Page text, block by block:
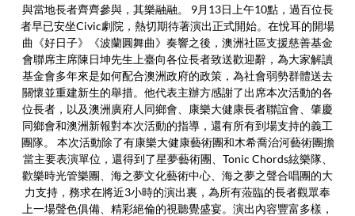
與當地長者齊齊參與，其樂融融。 9月13日上午10點，過百位長
者早已安坐Civic劇院，熱切期待著演出正式開始。在悅耳的開場
曲《好日子》《波蘭圓舞曲》奏響之後，澳洲社區支援慈善基金
會聯席主席陳日坤先生上臺向各位長者致送歡迎辭，為大家解讀
基金會多年來是如何配合澳洲政府的政策，為社會弱勢群體送去
關懷並重建新生的舉措。他代表主辦方感謝了出席本次活動的各
位長者，以及澳洲廣府人同鄉會、康樂大健康長者聯誼會、肇慶
同鄉會和澳洲新報對本次活動的指導，還有所有到場支持的義工
團隊。 本次活動除了有康樂大健康藝術團和木希喬治河藝術團擔
當主要表演單位，還得到了星夢藝術團、Tonic Chords絃樂隊、
歡樂時光管樂團、海之夢文化藝術中心、海之夢之聲合唱團的大
力支持，務求在將近3小時的演出裏，為所有蒞臨的長者觀眾奉
上一場聲色俱備、精彩絕倫的視聽覺盛宴。演出內容豐富多樣，